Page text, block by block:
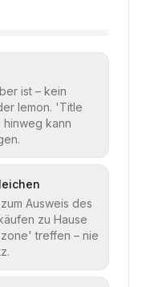
ist – kein
lemon. 'Title
hinweg kann
Ausweis des
zu Hause
treffen – nie